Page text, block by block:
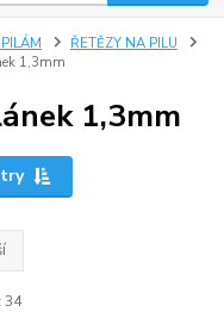
ŘETĚZY NA PILU
1,3mm
1,3mm
34